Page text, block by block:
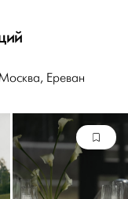
, Ереван